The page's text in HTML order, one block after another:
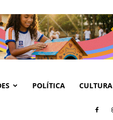
POLÍTICA CULTURA